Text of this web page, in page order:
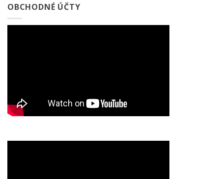
OBCHODNÉ ÚČTY